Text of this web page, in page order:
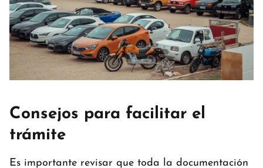
Consejos para facilitar el
trámite
Es importante revisar que toda la documentación